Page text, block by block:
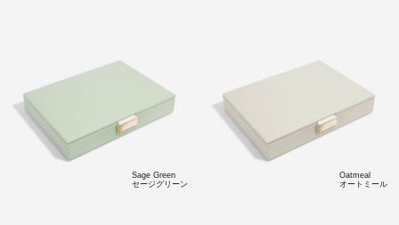
Sage Green
セージグリーン
Oatmeal
オートミール